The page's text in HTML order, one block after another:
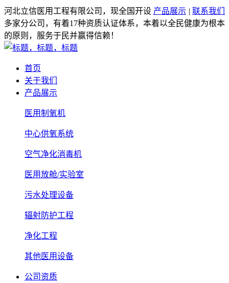
产品展示 | 联系我们
河北立信医用工程有限公司，现全国开设
多家分公司，有着17种资质认证体系，本着以全民健康为根本
的原则，服务于民并赢得信赖！
首页
关于我们
产品展示
医用制氧机
中心供氧系统
空气净化消毒机
医用放舱/实验室
污水处理设备
辐射防护工程
净化工程
其他医用设备
公司资质